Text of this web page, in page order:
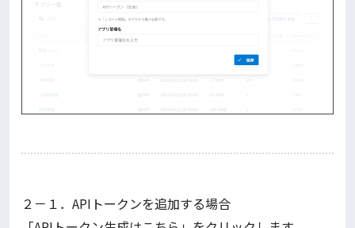
２－１．APIトークンを追加する場合